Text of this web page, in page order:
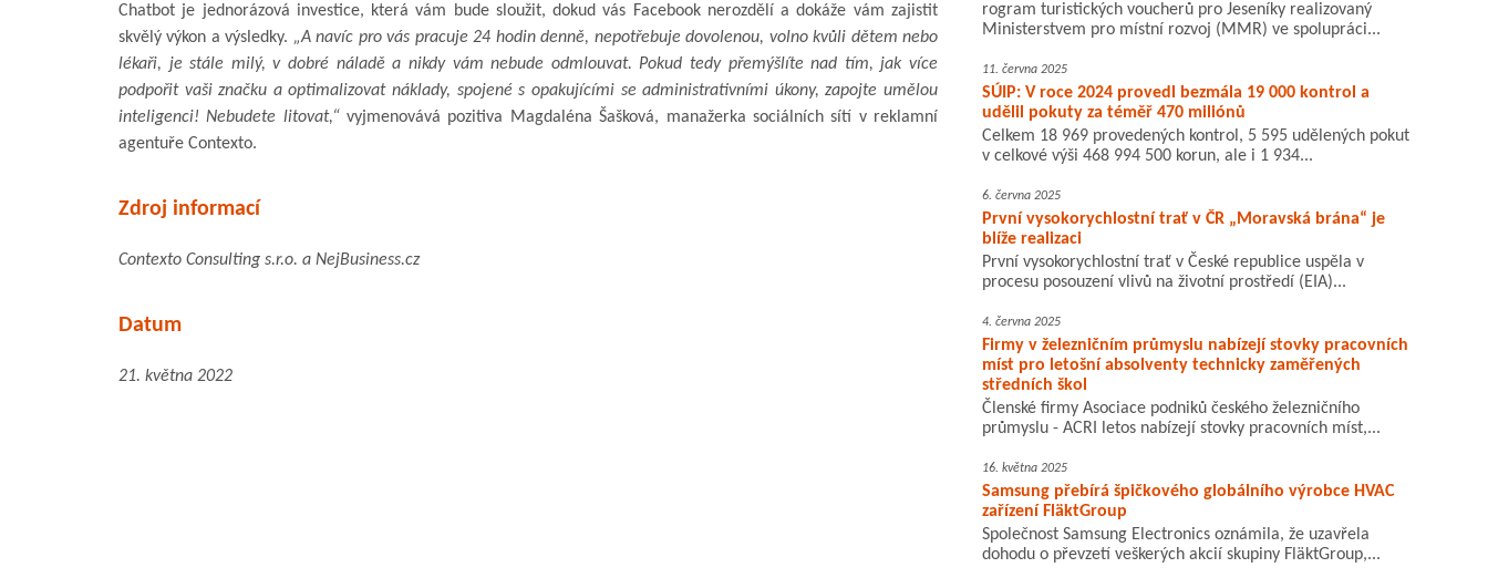
Chatbot je jednorázová investice, která vám bude sloužit, dokud vás Facebook nerozdělí a dokáže vám zajistit
skvělý výkon a výsledky. „A navíc pro vás pracuje 24 hodin denně, nepotřebuje dovolenou, volno kvůli dětem nebo
lékaři, je stále milý, v dobré náladě a nikdy vám nebude odmlouvat. Pokud tedy přemýšlíte nad tím, jak více
podpořit vaši značku a optimalizovat náklady, spojené s opakujícími se administrativními úkony, zapojte umělou
inteligenci! Nebudete litovat,“ vyjmenovává pozitiva Magdaléna Šašková, manažerka sociálních sítí v reklamní
agentuře Contexto.
Zdroj informací
Contexto Consulting s.r.o. a NejBusiness.cz
Datum
21. května 2022
rogram turistických voucherů pro Jeseníky realizovaný
Ministerstvem pro místní rozvoj (MMR) ve spolupráci...
11. června 2025
SÚIP: V roce 2024 provedl bezmála 19 000 kontrol a
udělil pokuty za téměř 470 miliónů
Celkem 18 969 provedených kontrol, 5 595 udělených pokut
v celkové výši 468 994 500 korun, ale i 1 934...
6. června 2025
První vysokorychlostní trať v ČR „Moravská brána“ je
blíže realizaci
První vysokorychlostní trať v České republice uspěla v
procesu posouzení vlivů na životní prostředí (EIA)...
4. června 2025
Firmy v železničním průmyslu nabízejí stovky pracovních
míst pro letošní absolventy technicky zaměřených
středních škol
Členské firmy Asociace podniků českého železničního
průmyslu - ACRI letos nabízejí stovky pracovních míst,...
16. května 2025
Samsung přebírá špičkového globálního výrobce HVAC
zařízení FläktGroup
Společnost Samsung Electronics oznámila, že uzavřela
dohodu o převzetí veškerých akcií skupiny FläktGroup,...